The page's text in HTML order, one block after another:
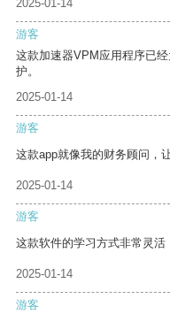
2025-01-14
游客
这款加速器VPM应用程序已
护。
2025-01-14
游客
这款app就像我的财务顾问，
2025-01-14
游客
这款软件的学习方式非常灵活
2025-01-14
游客